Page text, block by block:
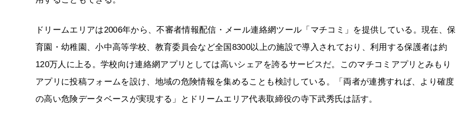
ドリームエリアは2006年から、不審者情報配信・メール連絡網ツール「マチコミ」を提供している。現在、保
育園・幼稚園、小中高等学校、教育委員会など全国8300以上の施設で導入されており、利用する保護者は約
120万人に上る。学校向け連絡網アプリとしては高いシェアを誇るサービスだ。このマチコミアプリとみもり
アプリに投稿フォームを設け、地域の危険情報を集めることも検討している。「両者が連携すれば、より確度
の高い危険データベースが実現する」とドリームエリア代表取締役の寺下武秀氏は話す。